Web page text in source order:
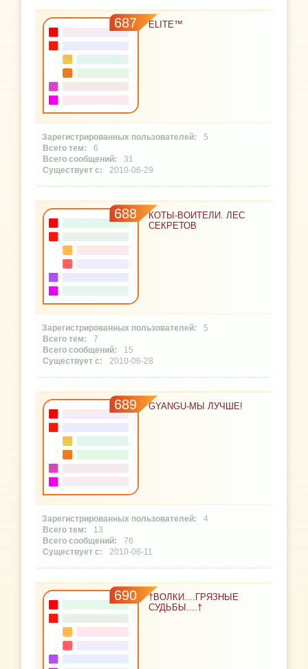
687 ELITE™
5
6
31
2010-06-29
688
КОТЫ-ВОИТЕЛИ. ЛЕС
СЕКРЕТОВ
5
7
15
2010-06-28
689 GYANGU-МЫ ЛУЧШЕ!
4
13
76
2010-06-11
690
†ВОЛКИ....ГРЯЗНЫЕ
СУДЬБЫ....†